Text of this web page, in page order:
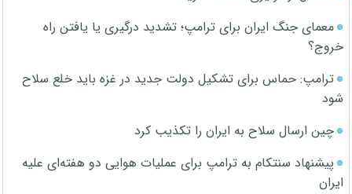
معمای جنگ ایران برای ترامپ؛ تشدید درگیری یا یافتن راه
خروج؟
ترامپ: حماس برای تشکیل دولت جدید در غزه باید خلع سلاح
شود
چین ارسال سلاح به ایران را تکذیب کرد
پیشنهاد سنتکام به ترامپ برای عملیات هوایی دو هفته‌ای علیه
ایران